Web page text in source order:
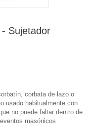
Sujetador
corbata de lazo o
usado habitualmente con
no puede faltar dentro de
masónicos